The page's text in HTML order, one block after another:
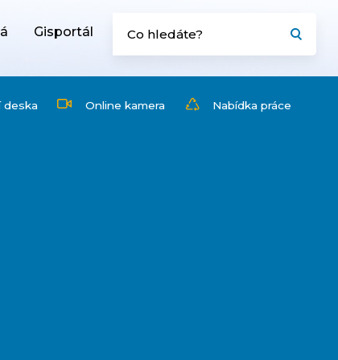
Gisportál
deska Online kamera Nabídka práce